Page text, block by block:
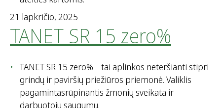
21 lapkričio, 2025
TANET SR 15 zero%
TANET SR 15 zero% – tai aplinkos neteršianti stipri
grindų ir paviršių priežiūros priemonė. Valiklis
pagamintasrūpinantis žmonių sveikata ir
darbuotojų saugumu.